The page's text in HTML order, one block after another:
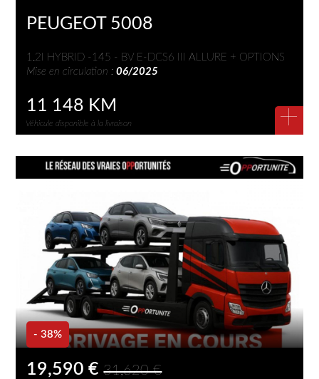
PEUGEOT 5008
1.2I HYBRID -145 - BV E-DCS6 III ALLURE + OPTIONS
Mise en circulation :06/2025
11 148 KM
Véhicule disponible à la livraison +
- 38%
19,590 € 31,620 €